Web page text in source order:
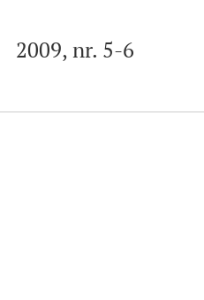
2009, nr. 5-6